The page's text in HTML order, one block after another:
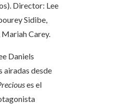
Director: Lee
Sidibe,
Mariah Carey.
Daniels
airadas desde
es el